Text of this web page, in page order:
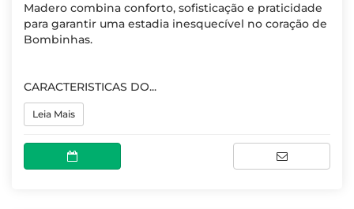
Madero combina conforto, sofisticação e praticidade
para garantir uma estadia inesquecível no coração de
Bombinhas.
CARACTERISTICAS DO...
Leia Mais